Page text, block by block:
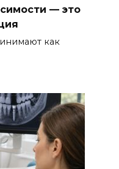
— это
как